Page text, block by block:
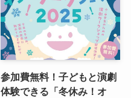
参加費無料！子どもと演劇
体験できる「冬休み！オ